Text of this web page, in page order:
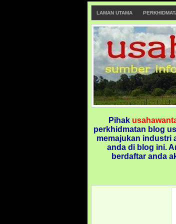
LAMAN UTAMA
Pihak
perkhidmatan blog
memajukan industri
anda di blog ini.
berdaftar anda